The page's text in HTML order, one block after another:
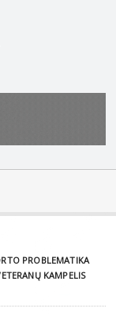
PROBLEMATIKA
KAMPELIS